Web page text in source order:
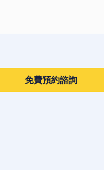
免費預約諮詢